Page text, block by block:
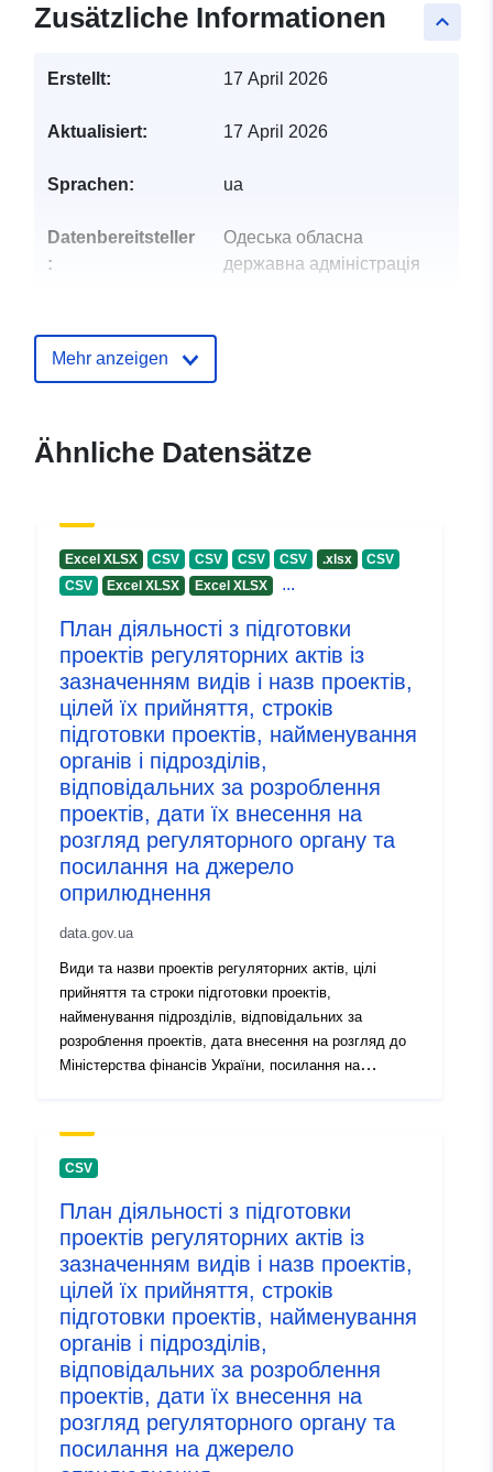
keyboard_arrow_up
Zusätzliche Informationen
Erstellt: 17 April 2026
Aktualisiert: 17 April 2026
Sprachen: ua
Datenbereitsteller
:
Одеська обласна
державна адміністрація
eiten:
Verzeichnis der
Kataloge:
28 July 2026
Identifikatoren:
fef47d8d-8f58-40e4-b622-
uriRef:
http://data.europa.eu/88u/dataset/
8f58-40e4-b622-6a27bd07ce76
Versionsinfo: 1.0
Mehr anzeigen
Ähnliche Datensätze
Excel XLSX CSV CSV CSV CSV .xlsx
CSV
CSV
Excel XLSX Excel XLSX ...
План діяльності з підготовки
проектів регуляторних актів із
зазначенням видів і назв проектів,
цілей їх прийняття, строків
підготовки проектів, найменування
органів і підрозділів,
відповідальних за розроблення
проектів, дати їх внесення на
розгляд регуляторного органу та
посилання на джерело
оприлюднення
data.gov.ua
Види та назви проектів регуляторних актів, цілі
прийняття та строки підготовки проектів,
найменування підрозділів, відповідальних за
розроблення проектів, дата внесення на розгляд до
Міністерства фінансів України, посилання на
CSV
План діяльності з підготовки
проектів регуляторних актів із
зазначенням видів і назв проектів,
цілей їх прийняття, строків
підготовки проектів, найменування
органів і підрозділів,
відповідальних за розроблення
проектів, дати їх внесення на
розгляд регуляторного органу та
посилання на джерело